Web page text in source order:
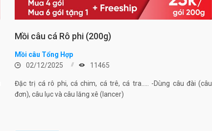
Mồi câu cá Rô phi (200g)
Mồi câu Tổng Hợp
02/12/2025
11465
Đặc trị cá rô phi, cá chim, cá trê, cá tra..... -Dùng câu đài (câu
đơn), câu lục và câu lăng xê (lancer)